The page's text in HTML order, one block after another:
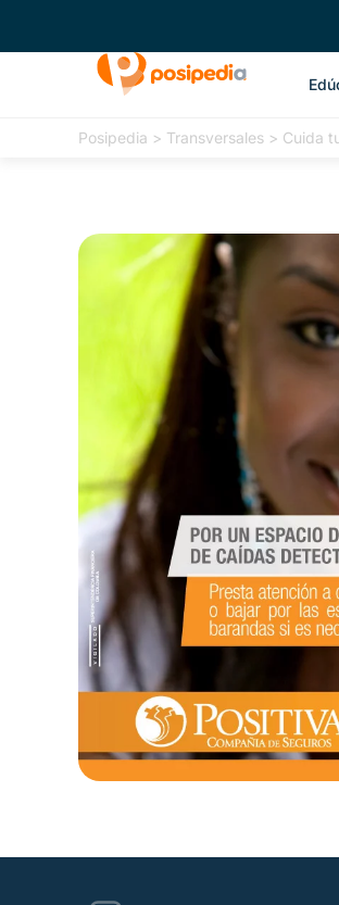
Posipedia > Transversales > Cuida